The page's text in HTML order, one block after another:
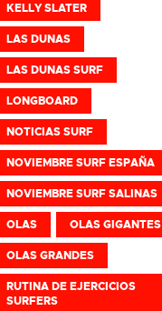
KELLY SLATER
LAS DUNAS
LAS DUNAS SURF
LONGBOARD
NOTICIAS SURF
NOVIEMBRE SURF ESPAÑA
NOVIEMBRE SURF SALINAS
OLAS OLAS GIGANTES
OLAS GRANDES
RUTINA DE EJERCICIOS
SURFERS